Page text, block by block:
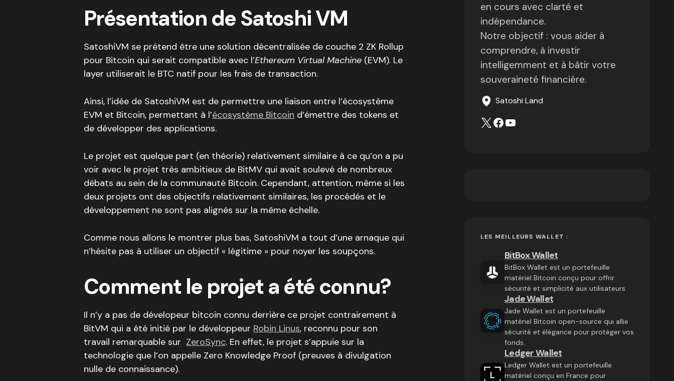
Présentation de Satoshi VM
SatoshiVM se prétend être une solution décentralisée de couche 2 ZK Rollup
pour Bitcoin qui serait compatible avec l’Ethereum Virtual Machine (EVM). Le
layer utiliserait le BTC natif pour les frais de transaction.
Ainsi, l’idée de SatoshiVM est de permettre une liaison entre l’écosystème
EVM et Bitcoin, permettant à l’écosystème Bitcoin d’émettre des tokens et
de développer des applications.
Le projet est quelque part (en théorie) relativement similaire à ce qu’on a pu
voir avec le projet très ambitieux de BitMV qui avait soulevé de nombreux
débats au sein de la communauté Bitcoin. Cependant, attention, même si les
deux projets ont des objectifs relativement similaires, les procédés et le
développement ne sont pas alignés sur la même échelle.
Comme nous allons le montrer plus bas, SatoshiVM a tout d’une arnaque qui
n’hésite pas à utiliser un objectif « légitime » pour noyer les soupçons.
Comment le projet a été connu?
Il n’y a pas de dévelopeur bitcoin connu derrière ce projet contrairement à
BitVM qui a été initié par le développeur Robin Linus, reconnu pour son
travail remarquable sur ZeroSync. En effet, le projet s’appuie sur la
technologie que l’on appelle Zero Knowledge Proof (preuves à divulgation
nulle de connaissance).
en cours avec clarté et
indépendance.
Notre objectif : vous aider à
comprendre, à investir
intelligemment et à bâtir votre
souveraineté financière.
Satoshi Land
LES MEILLEURS WALLET :
BitBox Wallet
BitBox Wallet est un portefeuille
matériel Bitcoin conçu pour offrir
sécurité et simplicité aux utilisateurs.
Jade Wallet
Jade Wallet est un portefeuille
matériel Bitcoin open-source qui allie
sécurité et élégance pour protéger vos
fonds.
Ledger Wallet
Ledger Wallet est un portefeuille
matériel conçu en France pour